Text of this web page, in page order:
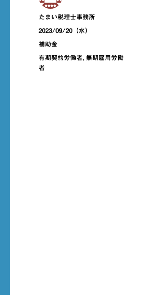
投
稿
たまい税理士事務所
投
稿
2023/09/20（水）
カ
テ
ゴ
補助金
タ
グ
有期契約労働者, 無期雇用労働
者